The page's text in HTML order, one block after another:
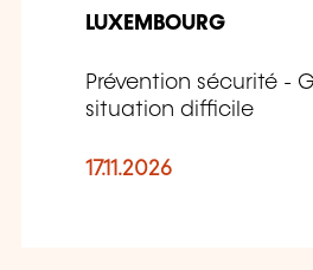
LUXEMBOURG
Prévention sécurité -
situation difficile
17.11.2026